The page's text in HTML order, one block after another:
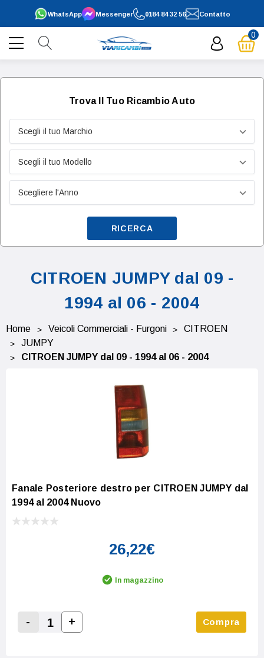
0184 84 32 56
WhatsApp Contatto
Messenger
0
Trova Il Tuo Ricambio Auto
RICERCA
CITROEN JUMPY dal 09 -
1994 al 06 - 2004
Home Veicoli Commerciali - Furgoni
CITROEN
JUMPY
CITROEN JUMPY dal 09 - 1994 al 06 - 2004
Fanale Posteriore destro per CITROEN JUMPY dal
1994 al 2004 Nuovo
26,22€
In magazzino
Decrease Quantity:
-
Increase Quantity:
+ Compra